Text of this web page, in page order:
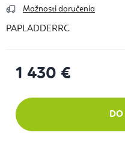
Možnosti doručenia
PAPLADDERRC
1 430 €